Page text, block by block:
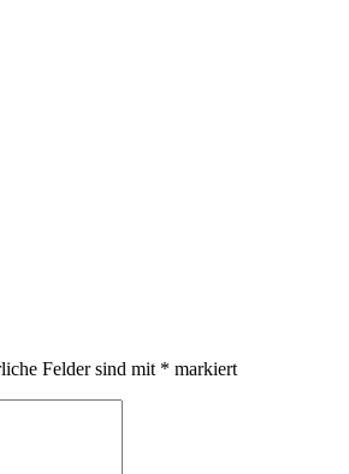
Felder sind mit * markiert